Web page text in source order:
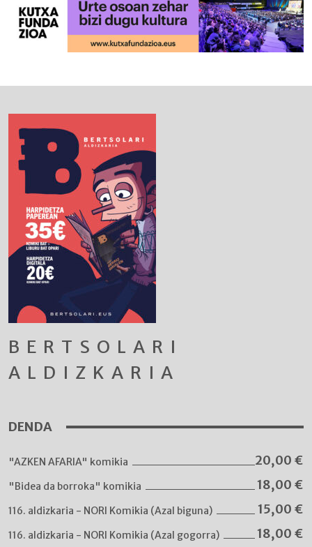
BERTSOLARI
ALDIZKARIA
DENDA
"AZKEN AFARIA" komikia 20,00 €
"Bidea da borroka" komikia 18,00 €
116. aldizkaria - NORI Komikia (Azal biguna) 15,00 €
116. aldizkaria - NORI Komikia (Azal gogorra) 18,00 €